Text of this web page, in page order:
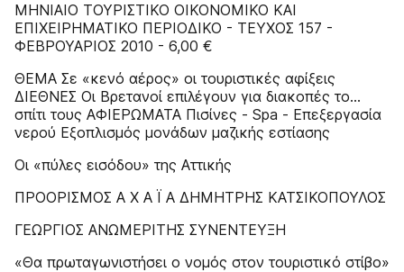
MHNIAIO TOYPIΣTIKO OIKONOMIKO KAI
EΠIXEIPHMATIKO ΠEPIOΔIKO - TEYXOΣ 157 -
ΦΕΒΡΟΥΑΡΙΟΣ 2010 - 6,00 €
ΘΕΜΑ Σε «κενό αέρος» οι τουριστικές αφίξεις
ΔΙΕΘΝΕΣ Οι Βρετανοί επιλέγουν για διακοπές το…
σπίτι τους ΑΦΙΕΡΩΜΑΤΑ Πισίνες - Spa - Επεξεργασία
νερού Εξοπλισμός μονάδων μαζικής εστίασης
Οι «πύλες εισόδου» της Αττικής
ΠΡΟΟΡΙΣΜΟΣ Α Χ Α Ϊ Α ΔΗΜΗΤΡΗΣ ΚΑΤΣΙΚΟΠΟΥΛΟΣ
ΓΕΩΡΓΙΟΣ ΑΝΩΜΕΡΙΤΗΣ ΣΥΝΕΝΤΕΥΞΗ
«Θα πρωταγωνιστήσει ο νομός στον τουριστικό στίβο»